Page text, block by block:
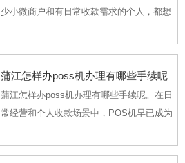
少小微商户和有日常收款需求的个人，都想
冤枉钱买设备，又怕碰到“免费背后藏套路”的
都...
蒲江怎样办poss机办理有哪些手续呢
蒲江怎样办poss机办理有哪些手续呢。在日
常经营和个人收款场景中，POS机早已成为
理一台合规的POS机，却不清楚具体要准备